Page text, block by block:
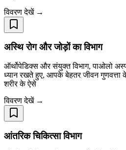
विवरण देखें →
अस्थि रोग और जोड़ों का विभाग
ऑर्थोपेडिक्स और संयुक्त विभाग, पाओलो
ध्यान रखते हुए, आपके बेहतर जीवन गुणवत्ता
शरीर के ऐसे
विवरण देखें →
आंतरिक चिकित्सा विभाग